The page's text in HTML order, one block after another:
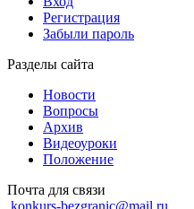
Регистрация
Забыли пароль
Разделы сайта
Новости
Вопросы
Архив
Видеоуроки
Положение
Почта для связи
konkurs-bezgranic@mail.ru